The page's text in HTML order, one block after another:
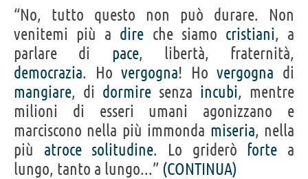
“No, tutto questo non può durare. Non
venitemi più a dire che siamo cristiani, a
parlare di pace, libertà, fraternità,
democrazia. Hovergogna! Hovergogna di
mangiare, di dormire senza incubi, mentre
milioni di esseri umani agonizzano e
marciscono nella più immonda miseria, nella
più atroce solitudine. Lo griderò forte a
lungo, tanto a lungo...” (CONTINUA)